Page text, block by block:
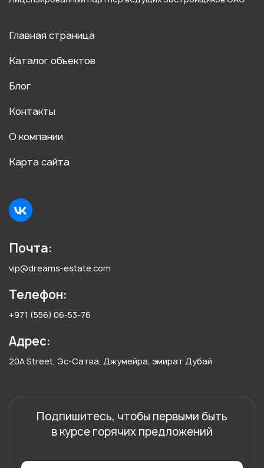
Главная страница
Каталог объектов
Блог
Контакты
О компании
Карта сайта
Почта:
vip@dreams-estate.com
Телефон:
+971 (556) 06-53-76
Адрес:
20A Street, Эс-Сатва, Джумейра, эмират Дубай
Подпишитесь, чтобы первыми быть
в курсе горячих предложений